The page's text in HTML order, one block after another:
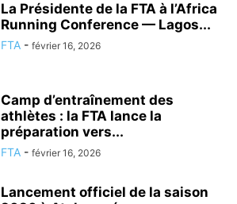
La Présidente de la FTA à l’Africa
Running Conference — Lagos...
FTA - février 16, 2026
Camp d’entraînement des
athlètes : la FTA lance la
préparation vers...
FTA - février 16, 2026
Lancement officiel de la saison